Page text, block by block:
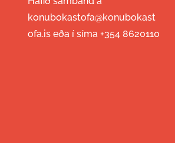
konubokastofa@konubokast
ofa.is eða í síma +354 8620110